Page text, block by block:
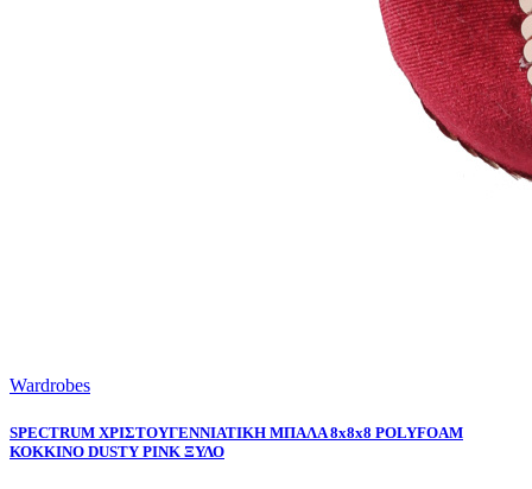
Wardrobes
SPECTRUM ΧΡΙΣΤΟΥΓΕΝΝΙΑΤΙΚΗ ΜΠΑΛΑ 8x8x8 POLYFOAM
ΚΟΚΚΙΝΟ DUSTY PINK ΞΥΛΟ